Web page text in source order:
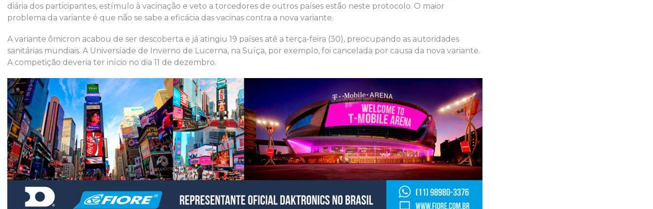
diária dos participantes, estímulo à vacinação e veto a torcedores de outros países estão neste protocolo. O maior
problema da variante é que não se sabe a eficácia das vacinas contra a nova variante.
A variante ômicron acabou de ser descoberta e já atingiu 19 países até a terça-feira (30), preocupando as autoridades
sanitárias mundiais. A Universíade de Inverno de Lucerna, na Suíça, por exemplo, foi cancelada por causa da nova variante.
A competição deveria ter início no dia 11 de dezembro.